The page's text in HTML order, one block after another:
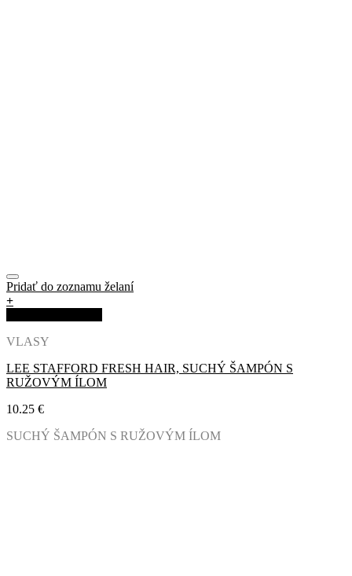
Pridať do zoznamu želaní
+
VLASY
LEE STAFFORD FRESH HAIR, SUCHÝ ŠAMPÓN S
RUŽOVÝM ÍLOM
10.25 €
SUCHÝ ŠAMPÓN S RUŽOVÝM ÍLOM